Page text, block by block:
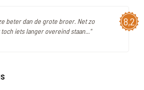
8,2
beter dan de grote broer. Net zo
iets langer overeind staan..."